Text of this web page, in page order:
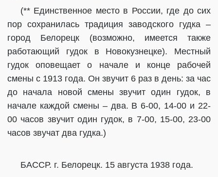
(** Единственное место в России, где до сих
пор сохранилась традиция заводского гудка –
город Белорецк (возможно, имеется также
работающий гудок в Новокузнецке). Местный
гудок оповещает о начале и конце рабочей
смены с 1913 года. Он звучит 6 раз в день: за час
до начала новой смены звучит один гудок, в
начале каждой смены – два. В 6-00, 14-00 и 22-
00 часов звучит один гудок, в 7-00, 15-00, 23-00
часов звучат два гудка.)
БАССР. г. Белорецк. 15 августа 1938 года.